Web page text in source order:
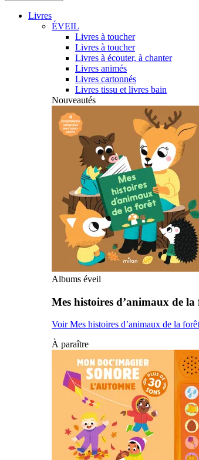
Livres
ÉVEIL
Livres à toucher
Livres à toucher
Livres à écouter, à chanter
Livres animés
Livres cartonnés
Livres tissu et livres bain
Nouveautés
Albums éveil
Mes histoires d’animaux de la
Voir Mes histoires d’animaux de la forêt
À paraître